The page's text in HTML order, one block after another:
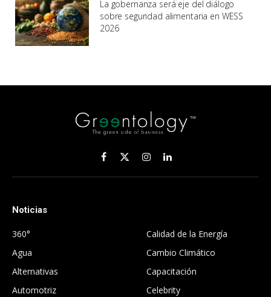
La gobernanza será eje del diálogo
sobre seguridad alimentaria en WESS
2026
Facebook
X
(Twitter)
InstagramLinkedIn
Noticias
360°
Agua
Alternativas
Automotriz
Calidad de la Energía
Cambio Climático
Capacitación
Celebrity